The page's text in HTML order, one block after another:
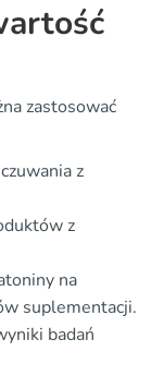
zastosować
z
z
na
suplementacji.
badań